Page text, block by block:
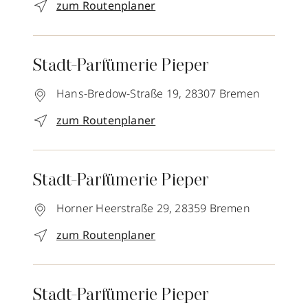
zum Routenplaner
Stadt-Parfümerie Pieper
Hans-Bredow-Straße 19, 28307 Bremen
zum Routenplaner
Stadt-Parfümerie Pieper
Horner Heerstraße 29, 28359 Bremen
zum Routenplaner
Stadt-Parfümerie Pieper